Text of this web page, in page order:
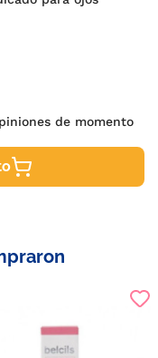
de momento